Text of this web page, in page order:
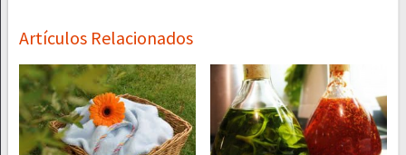
Artículos Relacionados